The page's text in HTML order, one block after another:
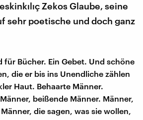
Zekos Glaube, seine
sehr poetische und doch ganz
Bücher. Ein Gebet. Und schöne
die er bis ins Unendliche zählen
Haut. Behaarte Männer.
beißende Männer. Männer,
die sagen, was sie wollen,